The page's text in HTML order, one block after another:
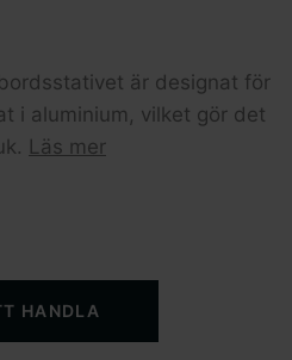
är designat för
i aluminium, vilket gör det
Läs mer
HANDLA